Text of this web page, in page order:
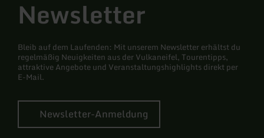
Newsletter
Bleib auf dem Laufenden: Mit unserem Newsletter erhältst du
regelmäßig Neuigkeiten aus der Vulkaneifel, Tourentipps,
attraktive Angebote und Veranstaltungshighlights direkt per
E-Mail.
Newsletter-Anmeldung